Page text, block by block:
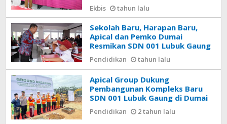
Ekbis tahun lalu
Sekolah Baru, Harapan Baru,
Apical dan Pemko Dumai
Resmikan SDN 001 Lubuk Gaung
Pendidikan tahun lalu
Apical Group Dukung
Pembangunan Kompleks Baru
SDN 001 Lubuk Gaung di Dumai
Pendidikan 2 tahun lalu